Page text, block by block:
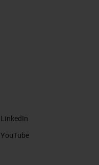
LinkedIn
YouTube